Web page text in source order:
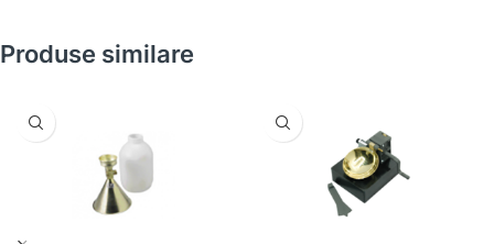
Produse similare